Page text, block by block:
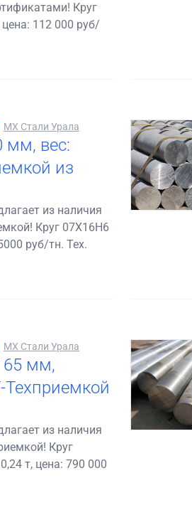
Круг
112 000 руб/
МХ Стали Урала
мм, вес:
из
из наличия
Круг 07Х16Н6
руб/тн. Тех.
МХ Стали Урала
65 мм,
Техприемкой
из наличия
Круг
т, цена: 790 000